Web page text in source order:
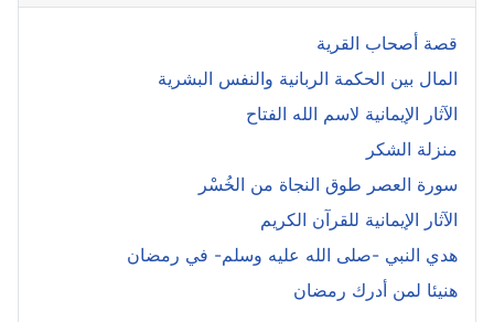
قصة أصحاب القرية
المال بين الحكمة الربانية والنفس البشرية
الآثار الإيمانية لاسم الله الفتاح
منزلة الشكر
سورة العصر طوق النجاة من الخُسْر
الآثار الإيمانية للقرآن الكريم
هدي النبي -صلى الله عليه وسلم- في رمضان
هنيئا لمن أدرك رمضان